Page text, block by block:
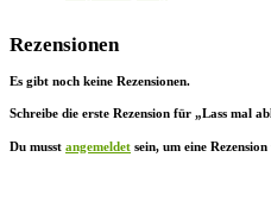
Rezensionen
Es gibt noch keine Rezensionen.
Schreibe die erste Rezension für „Lass mal
Du musst angemeldet sein, um eine